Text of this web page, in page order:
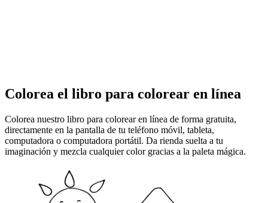
Colorea el libro para colorear en línea
Colorea nuestro libro para colorear en línea de forma gratuita,
directamente en la pantalla de tu teléfono móvil, tableta,
computadora o computadora portátil. Da rienda suelta a tu
imaginación y mezcla cualquier color gracias a la paleta mágica.